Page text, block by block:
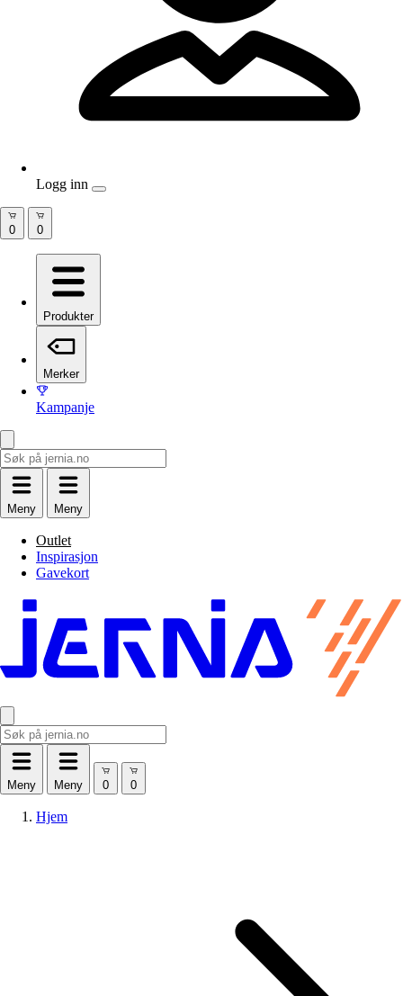
Produkter
Merker
Kampanje
Meny Meny
Outlet
Inspirasjon
Gavekort
Meny Meny
Hjem